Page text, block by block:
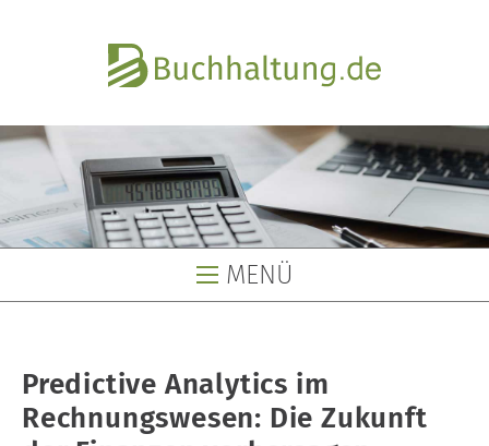
Buchhaltungsservice
Buchhaltungsbüro
MENÜ
Predictive Analytics im
Rechnungswesen: Die Zukunft